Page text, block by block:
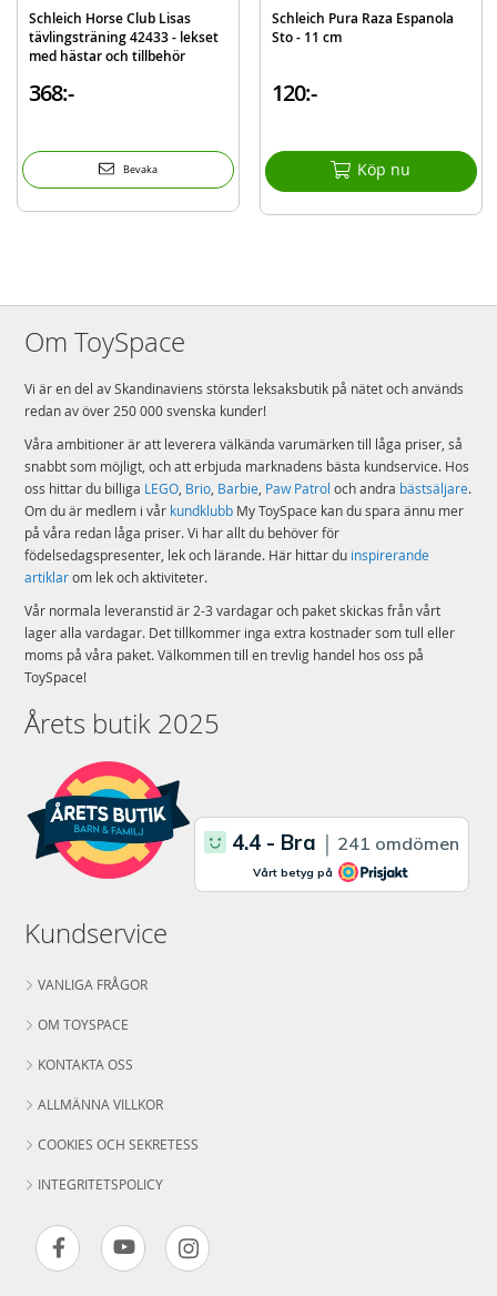
information
EAN 4059433319841
Schleich Horse Club Lisas
tävlingsträning 42433 - lekset
med hästar och tillbehör
368:-
Bevaka
Schleich Pura Raza Espanola
Sto - 11 cm
120:-
Köp nu
Om ToySpace
Vi är en del av Skandinaviens största leksaksbutik på nätet och används
redan av över 250 000 svenska kunder!
Våra ambitioner är att leverera välkända varumärken till låga priser, så
snabbt som möjligt, och att erbjuda marknadens bästa kundservice. Hos
oss hittar du billiga LEGO, Brio, Barbie, Paw Patrol och andra bästsäljare.
Om du är medlem i vår kundklubb My ToySpace kan du spara ännu mer
på våra redan låga priser. Vi har allt du behöver för
födelsedagspresenter, lek och lärande. Här hittar du inspirerande
artiklarom lek och aktiviteter.
Vår normala leveranstid är 2-3 vardagar och paket skickas från vårt
lager alla vardagar. Det tillkommer inga extra kostnader som tull eller
moms på våra paket. Välkommen till en trevlig handel hos oss på
ToySpace!
Årets butik 2025
Kundservice
VANLIGA FRÅGOR
OM TOYSPACE
KONTAKTA OSS
ALLMÄNNA VILLKOR
COOKIES OCH SEKRETESS
INTEGRITETSPOLICY